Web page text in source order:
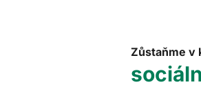
Zůstaňme v